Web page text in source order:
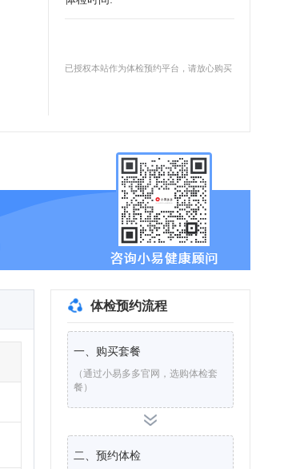
已授权本站作为体检预约平台，请放心购买
体检预约流程
一、购买套餐
（通过小易多多官网，选购体检套
餐）
二、预约体检